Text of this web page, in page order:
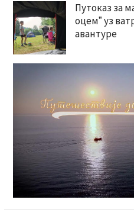
Путоказ за
оцемˮ уз
авантуре